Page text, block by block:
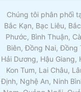
Chúng tôi phân phối
Bắc Kạn, Bạc Liêu,
Phước, Bình Thuận,
Biên, Đồng Nai, Đồng
Hải Dương, Hậu Giang,
Kon Tum, Lai Châu,
Định, Nghệ An, Ninh